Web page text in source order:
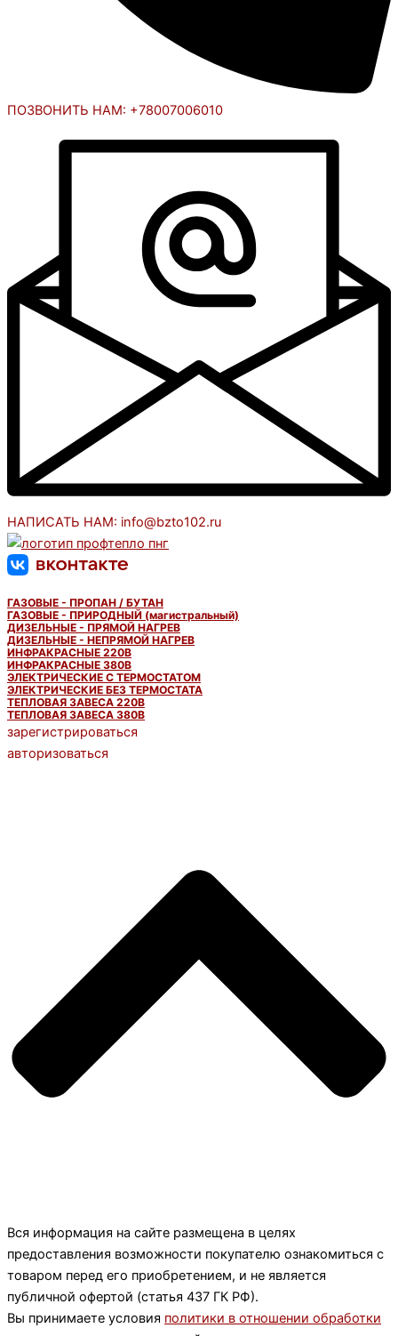
ПОЗВОНИТЬ НАМ: +78007006010
НАПИСАТЬ НАМ: info@bzto102.ru
ГАЗОВЫЕ - ПРОПАН / БУТАН
ГАЗОВЫЕ - ПРИРОДНЫЙ (магистральный)
ДИЗЕЛЬНЫЕ - ПРЯМОЙ НАГРЕВ
ДИЗЕЛЬНЫЕ - НЕПРЯМОЙ НАГРЕВ
ИНФРАКРАСНЫЕ 220В
ИНФРАКРАСНЫЕ 380В
ЭЛЕКТРИЧЕСКИЕ С ТЕРМОСТАТОМ
ЭЛЕКТРИЧЕСКИЕ БЕЗ ТЕРМОСТАТА
ТЕПЛОВАЯ ЗАВЕСА 220В
ТЕПЛОВАЯ ЗАВЕСА 380В
зарегистрироваться
авторизоваться
Вся информация на сайте размещена в целях
предоставления возможности покупателю ознакомиться с
товаром перед его приобретением, и не является
публичной офертой (статья 437 ГК РФ).
Вы принимаете условия политики в отношении обработки